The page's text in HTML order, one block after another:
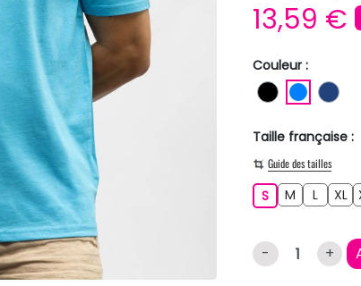
13,59 €
Couleur :
NOIR BLEU
Taille française :
Guide des tailles
SS M LL XLXL
- +